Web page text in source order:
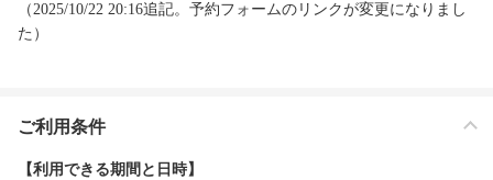
（2025/10/22 20:16追記。予約フォームのリンクが変更になりまし
た）
ご利用条件
【利用できる期間と日時】